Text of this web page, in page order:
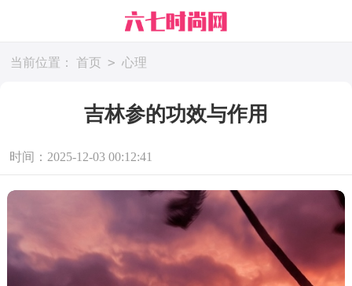
当前位置： 首页 > 心理
吉林参的功效与作用
时间：2025-12-03 00:12:41